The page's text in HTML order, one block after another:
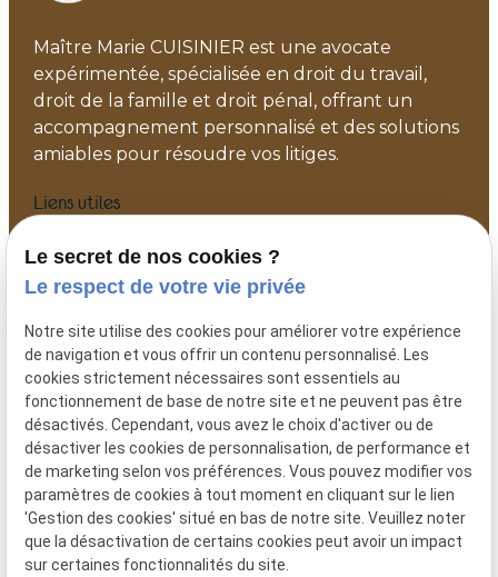
Maître Marie CUISINIER est une avocate
expérimentée, spécialisée en droit du travail,
droit de la famille et droit pénal, offrant un
accompagnement personnalisé et des solutions
amiables pour résoudre vos litiges.
Liens utiles
Accueil
Votre avocat
Contact
Plan du site
Mentions légales
Politique de confidentialité
Gestion des cookies
Me contacter
06 41 53 34 49
Le secret de nos cookies ?
Le respect de votre vie privée
Notre site utilise des cookies pour améliorer votre expérience
de navigation et vous offrir un contenu personnalisé. Les
cookies strictement nécessaires sont essentiels au
fonctionnement de base de notre site et ne peuvent pas être
désactivés. Cependant, vous avez le choix d'activer ou de
désactiver les cookies de personnalisation, de performance et
de marketing selon vos préférences. Vous pouvez modifier vos
paramètres de cookies à tout moment en cliquant sur le lien
'Gestion des cookies' situé en bas de notre site. Veuillez noter
que la désactivation de certains cookies peut avoir un impact
sur certaines fonctionnalités du site.